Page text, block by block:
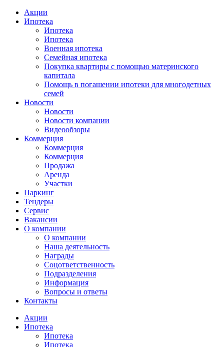
Акции
Ипотека
Ипотека
Ипотека
Военная ипотека
Семейная ипотека
Покупка квартиры с помощью материнского
капитала
Помощь в погашении ипотеки для многодетных
семей
Новости
Новости
Новости компании
Видеообзоры
Коммерция
Коммерция
Коммерция
Продажа
Аренда
Участки
Паркинг
Тендеры
Сервис
Вакансии
О компании
О компании
Наша деятельность
Награды
Соцответственность
Подразделения
Информация
Вопросы и ответы
Контакты
Акции
Ипотека
Ипотека
Ипотека